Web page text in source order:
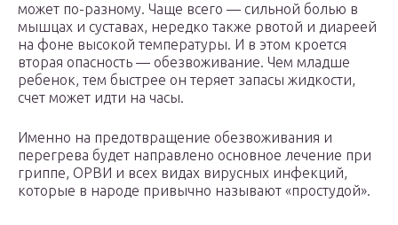
может по-разному. Чаще всего — сильной болью в
мышцах и суставах, нередко также рвотой и диареей
на фоне высокой температуры. И в этом кроется
вторая опасность — обезвоживание. Чем младше
ребенок, тем быстрее он теряет запасы жидкости,
счет может идти на часы.
Именно на предотвращение обезвоживания и
перегрева будет направлено основное лечение при
гриппе, ОРВИ и всех видах вирусных инфекций,
которые в народе привычно называют «простудой».